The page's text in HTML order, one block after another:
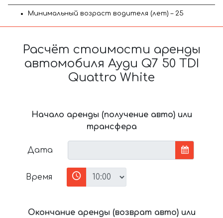
Минимальный возраст водителя (лет) – 25
Расчёт стоимости аренды
автомобиля Ауди Q7 50 TDI
Quattro White
Начало аренды (получение авто) или
трансфера
Дата
Время
Окончание аренды (возврат авто) или